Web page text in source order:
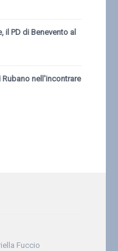
il PD di Benevento al
nell'incontrare
Fuccio